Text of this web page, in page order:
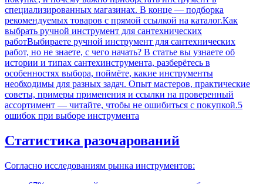
специализированных магазинах. В конце — подборка
рекомендуемых товаров с прямой ссылкой на каталог.Как
выбрать ручной инструмент для сантехнических
работВыбираете ручной инструмент для сантехнических
работ, но не знаете, с чего начать? В статье вы узнаете об
истории и типах сантехинструмента, разберётесь в
особенностях выбора, поймёте, какие инструменты
необходимы для разных задач. Опыт мастеров, практические
советы, примеры применения и ссылки на проверенный
ассортимент — читайте, чтобы не ошибиться с покупкой.5
ошибок при выборе инструмента
Статистика разочарований
Согласно исследованиям рынка инструментов: